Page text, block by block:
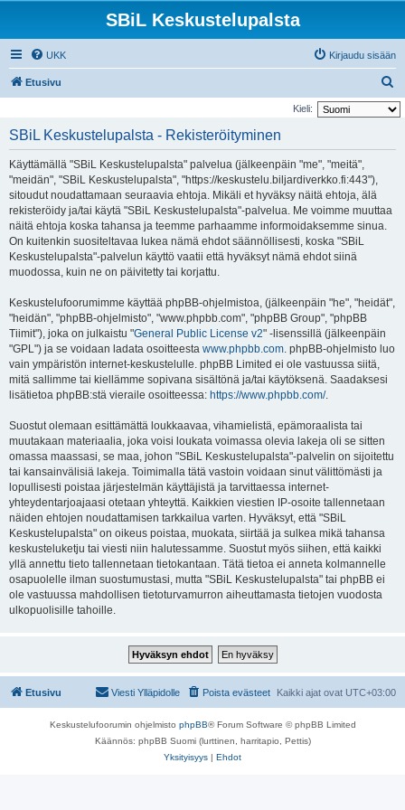
SBiL Keskustelupalsta
UKK Kirjaudu sisään
Etusivu
t
Kieli:
SBiL Keskustelupalsta - Rekisteröityminen
Käyttämällä "SBiL Keskustelupalsta" palvelua (jälkeenpäin "me", "meitä",
"meidän", "SBiL Keskustelupalsta", "https://keskustelu.biljardiverkko.fi:443"),
sitoudut noudattamaan seuraavia ehtoja. Mikäli et hyväksy näitä ehtoja, älä
rekisteröidy ja/tai käytä "SBiL Keskustelupalsta"-palvelua. Me voimme muuttaa
näitä ehtoja koska tahansa ja teemme parhaamme informoidaksemme sinua.
On kuitenkin suositeltavaa lukea nämä ehdot säännöllisesti, koska "SBiL
Keskustelupalsta"-palvelun käyttö vaatii että hyväksyt nämä ehdot siinä
muodossa, kuin ne on päivitetty tai korjattu.
Keskustelufoorumimme käyttää phpBB-ohjelmistoa, (jälkeenpäin "he", "heidät",
"heidän", "phpBB-ohjelmisto", "www.phpbb.com", "phpBB Group", "phpBB
Tiimit"), joka on julkaistu "General Public License v2" -lisenssillä (jälkeenpäin
"GPL") ja se voidaan ladata osoitteesta www.phpbb.com. phpBB-ohjelmisto luo
vain ympäristön internet-keskustelulle. phpBB Limited ei ole vastuussa siitä,
mitä sallimme tai kiellämme sopivana sisältönä ja/tai käytöksenä. Saadaksesi
lisätietoa phpBB:stä vieraile osoitteessa: https://www.phpbb.com/.
Suostut olemaan esittämättä loukkaavaa, vihamielistä, epämoraalista tai
muutakaan materiaalia, joka voisi loukata voimassa olevia lakeja oli se sitten
omassa maassasi, se maa, johon "SBiL Keskustelupalsta"-palvelin on sijoitettu
tai kansainvälisiä lakeja. Toimimalla tätä vastoin voidaan sinut välittömästi ja
lopullisesti poistaa järjestelmän käyttäjistä ja tarvittaessa internet-
yhteydentarjoajaasi otetaan yhteyttä. Kaikkien viestien IP-osoite tallennetaan
näiden ehtojen noudattamisen tarkkailua varten. Hyväksyt, että "SBiL
Keskustelupalsta" on oikeus poistaa, muokata, siirtää ja sulkea mikä tahansa
keskusteluketju tai viesti niin halutessamme. Suostut myös siihen, että kaikki
yllä annettu tieto tallennetaan tietokantaan. Tätä tietoa ei anneta kolmannelle
osapuolelle ilman suostumustasi, mutta "SBiL Keskustelupalsta" tai phpBB ei
ole vastuussa mahdollisen tietoturvamurron aiheuttamasta tietojen vuodosta
ulkopuolisille tahoille.
Etusivu Kaikki ajat ovat UTC+03:00
Poista evästeet
Viesti Ylläpidolle
Keskustelufoorumin ohjelmisto phpBB® Forum Software © phpBB Limited
Käännös: phpBB Suomi (lurttinen, harritapio, Pettis)
Yksityisyys | Ehdot